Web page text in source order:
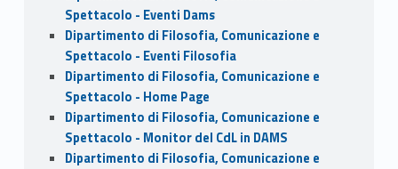
Spettacolo - Eventi Dams
Dipartimento di Filosofia, Comunicazione e
Spettacolo - Eventi Filosofia
Dipartimento di Filosofia, Comunicazione e
Spettacolo - Home Page
Dipartimento di Filosofia, Comunicazione e
Spettacolo - Monitor del CdL in DAMS
Dipartimento di Filosofia, Comunicazione e